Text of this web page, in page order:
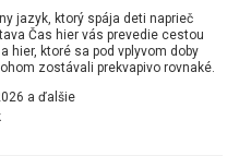
jazyk, ktorý spája deti naprieč
Čas hier vás prevedie cestou
hier, ktoré sa pod vplyvom doby
zostávali prekvapivo rovnaké.
a ďalšie